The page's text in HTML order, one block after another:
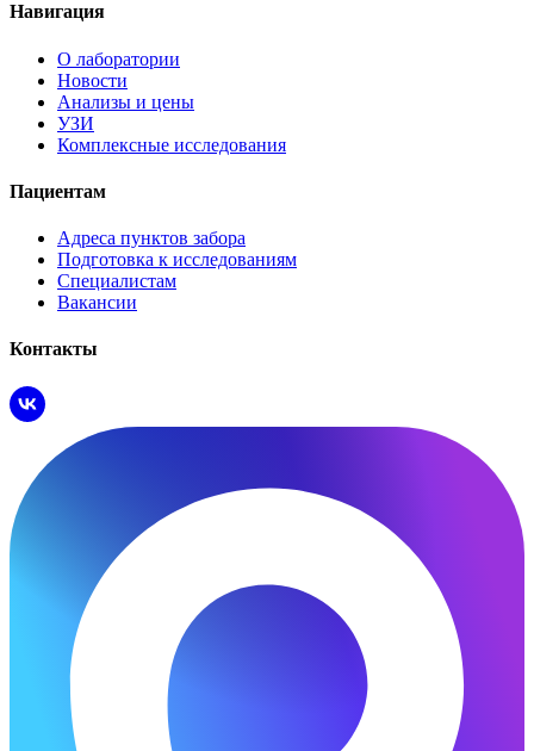
Навигация
О лаборатории
Новости
Анализы и цены
УЗИ
Комплексные исследования
Пациентам
Адреса пунктов забора
Подготовка к исследованиям
Специалистам
Вакансии
Контакты